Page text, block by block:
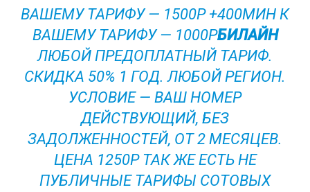
ВАШЕМУ ТАРИФУ — 1500Р +400МИН К
ВАШЕМУ ТАРИФУ — 1000РБИЛАЙН
ЛЮБОЙ ПРЕДОПЛАТНЫЙ ТАРИФ.
СКИДКА 50% 1 ГОД. ЛЮБОЙ РЕГИОН.
УСЛОВИЕ — ВАШ НОМЕР
ДЕЙСТВУЮЩИЙ, БЕЗ
ЗАДОЛЖЕННОСТЕЙ, ОТ 2 МЕСЯЦЕВ.
ЦЕНА 1250Р ТАК ЖЕ ЕСТЬ НЕ
ПУБЛИЧНЫЕ ТАРИФЫ СОТОВЫХ